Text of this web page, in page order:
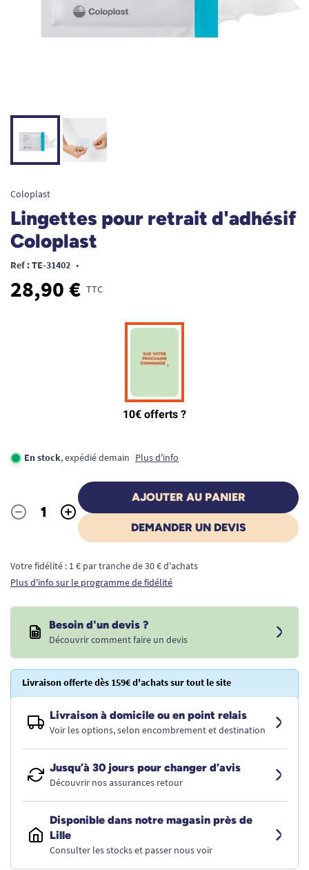
Coloplast
Lingettes pour retrait d'adhésif
Coloplast
Ref : TE-31402 •
28,90 € TTC
En stock, expédié demain Plus d'info
Quantité
- +
AJOUTER AU PANIER
DEMANDER UN DEVIS
Votre fidélité : 1 € par tranche de 30 € d'achats
Plus d'info sur le programme de fidélité
Besoin d'un devis ?
Découvrir comment faire un devis
Livraison offerte dès 159€ d'achats sur tout le site
Livraison à domicile ou en point relais
Voir les options, selon encombrement et destination
Jusqu’à 30 jours pour changer d’avis
Découvrir nos assurances retour
Disponible dans notre magasin près de
Lille
Consulter les stocks et passer nous voir